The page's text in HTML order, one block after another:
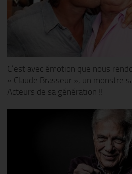
C’est avec émotion que nous
« Claude Brasseur », un monstre
Acteurs de sa génération !!